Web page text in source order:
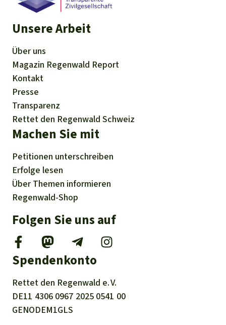
Unsere Arbeit
Über uns
Magazin Regenwald Report
Kontakt
Presse
Transparenz
Rettet den Regenwald Schweiz
Machen Sie mit
Petitionen unterschreiben
Erfolge lesen
Über Themen informieren
Regenwald-Shop
Folgen Sie uns auf
Spendenkonto
Rettet den Regenwald e. V.
DE11 4306 0967 2025 0541 00
GENODEM1GLS